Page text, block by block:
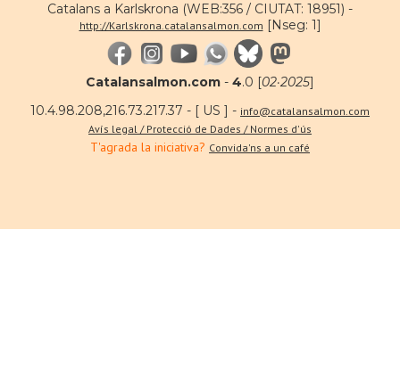
Catalans a Karlskrona (WEB:356 / CIUTAT: 18951) -
http://Karlskrona.catalansalmon.com [Nseg: 1]
Catalansalmon.com - 4.0 [02·2025]
10.4.98.208,216.73.217.37 - [ US ] - info@catalansalmon.com
Avís legal / Protecció de Dades / Normes d'ús
T'agrada la iniciativa? Convida'ns a un café